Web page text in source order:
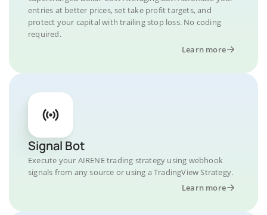
entries at better prices, set take profit targets, and
protect your capital with trailing stop loss. No coding
required.
Learn more
Signal Bot
Execute your AIRENE trading strategy using webhook
signals from any source or using a TradingView Strategy.
Learn more